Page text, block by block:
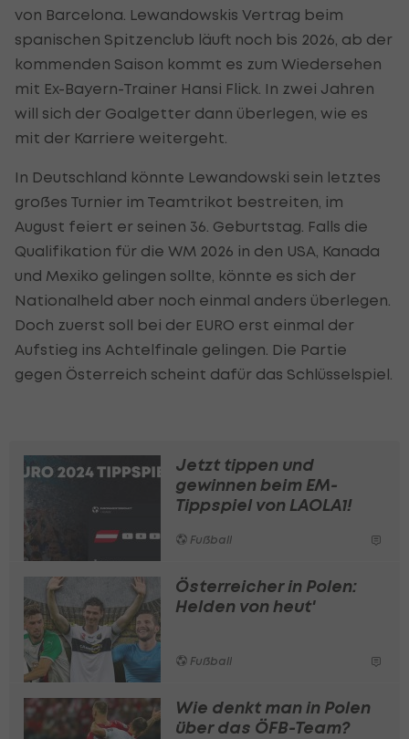
von Barcelona. Lewandowskis Vertrag beim
spanischen Spitzenclub läuft noch bis 2026, ab der
kommenden Saison kommt es zum Wiedersehen
mit Ex-Bayern-Trainer Hansi Flick. In zwei Jahren
will sich der Goalgetter dann überlegen, wie es
mit der Karriere weitergeht.
In Deutschland könnte Lewandowski sein letztes
großes Turnier im Teamtrikot bestreiten, im
August feiert er seinen 36. Geburtstag. Falls die
Qualifikation für die WM 2026 in den USA, Kanada
und Mexiko gelingen sollte, könnte es sich der
Nationalheld aber noch einmal anders überlegen.
Doch zuerst soll bei der EURO erst einmal der
Aufstieg ins Achtelfinale gelingen. Die Partie
gegen Österreich scheint dafür das Schlüsselspiel.
Jetzt tippen und
gewinnen beim EM-
Tippspiel von LAOLA1!
Fußball
Österreicher in Polen:
Helden von heut'
Fußball
Wie denkt man in Polen
über das ÖFB-Team?